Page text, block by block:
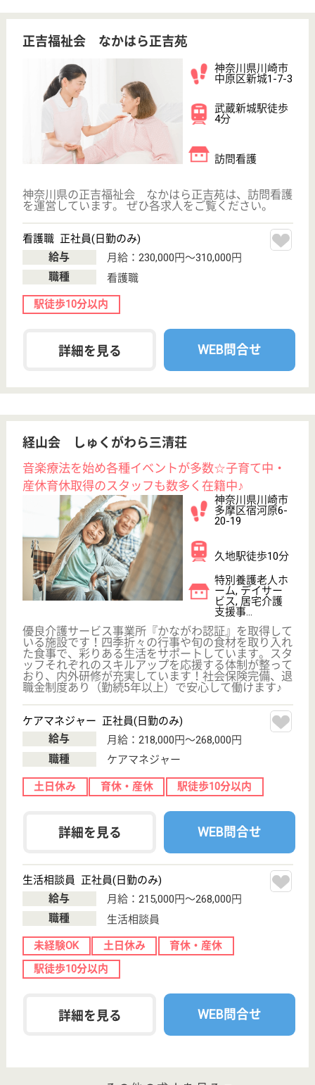
特別養護老人ホ
ーム, ショート
看護処置の実施の他に疾病の早期発見や感染症予防等
を行います！
社会福祉士 正社員(日勤のみ)
月給：224,100円〜270,100円
生活相談員
未経験OK
賞与4か月以上
土日休み
住宅手当あり 育休・産休
詳細を見る WEB問合せ
看護師 パート(日勤のみ)
給与
時給：1,800円
職種
看護職
給料多め 車通勤OK
正社員登用制度
詳細を見る
三医会 訪問看護ステーション長沢ひまわり
多摩区長沢1-27-
7
生田駅徒歩23分
訪問介護, 訪問
看護, 看護小規
模多機能
神奈川県の三医会 訪問看護ステーション長沢ひまわ
りは、訪問介護・訪問看護・看護小規模多機能を運営
しています。 ぜひ各求人をご覧ください。
ケアマネージャー（主任） 正社員(日勤のみ)
給与
月給：223,816円〜257,566円
職種
ケアマネジャー
車通勤OK 住宅手当あり 育休・産休
詳細を見る WEB問合せ
ライフコミューン生田
神奈川県川崎市
5555-1
生田駅徒歩15分
介護付有料老人
ホーム
神奈川県のライフコミューン生田は、介護付有料老人
ホームを運営しています。 ぜひ各求人をご覧くださ
准看護職 正社員(日勤のみ)
年収：3,000,000円
詳細を見る WEB問合せ
もっとみる（21-40 件 /223 件）
現在の検索条件